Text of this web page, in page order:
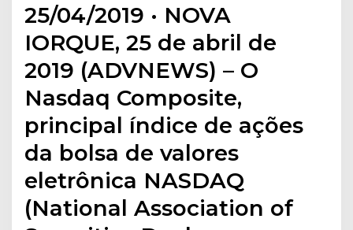
25/04/2019 · NOVA
IORQUE, 25 de abril de
2019 (ADVNEWS) – O
Nasdaq Composite,
principal índice de ações
da bolsa de valores
eletrônica NASDAQ
(National Association of